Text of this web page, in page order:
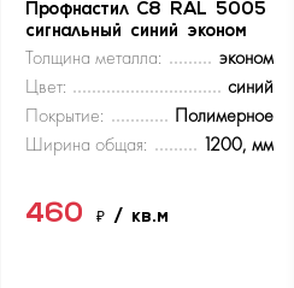
Профнастил С8 RAL 5005
сигнальный синий эконом
Толщина металла:
эконом
Цвет:
синий
Покрытие:
Полимерное
Ширина общая:
1200, мм
460₽/ кв.м